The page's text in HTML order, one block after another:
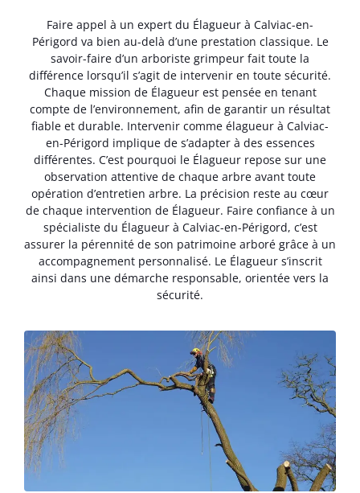
Faire appel à un expert du Élagueur à Calviac-en-
Périgord va bien au-delà d’une prestation classique. Le
savoir-faire d’un arboriste grimpeur fait toute la
différence lorsqu’il s’agit de intervenir en toute sécurité.
Chaque mission de Élagueur est pensée en tenant
compte de l’environnement, afin de garantir un résultat
fiable et durable. Intervenir comme élagueur à Calviac-
en-Périgord implique de s’adapter à des essences
différentes. C’est pourquoi le Élagueur repose sur une
observation attentive de chaque arbre avant toute
opération d’entretien arbre. La précision reste au cœur
de chaque intervention de Élagueur. Faire confiance à un
spécialiste du Élagueur à Calviac-en-Périgord, c’est
assurer la pérennité de son patrimoine arboré grâce à un
accompagnement personnalisé. Le Élagueur s’inscrit
ainsi dans une démarche responsable, orientée vers la
sécurité.